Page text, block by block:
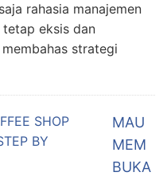
rahasia manajemen
eksis dan
strategi
MAU
MEM
BUKA